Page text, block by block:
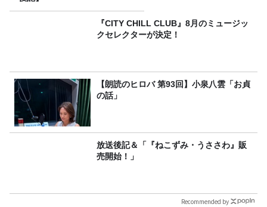
『CITY CHILL CLUB』8月のミュージッ
クセレクターが決定！
【朗読のヒロバ 第93回】小泉八雲「お貞
の話」
放送後記＆「『ねこずみ・うささわ』販
売開始！」
Recommended by